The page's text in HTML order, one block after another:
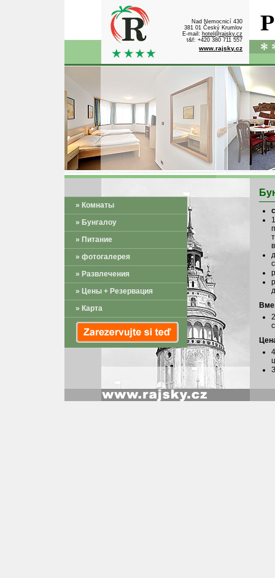
Nad Nemocnicí 430
381 01 Český Krumlov
E-mail: hotel@rajsky.cz
t&f: +420 380 711 557
www.rajsky.cz
» Комнаты
» Бунгалоу
» Питание
» фотогалерея
» Развлечения
» Цены + Резервация
» Карта